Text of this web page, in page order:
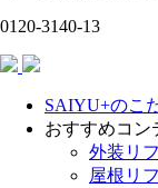
0120-3140-13
SAIYU+のこ
おすすめコン
外装リ
屋根リ